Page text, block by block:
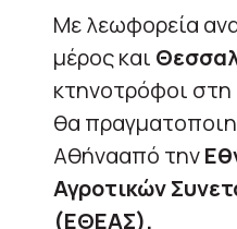
Με λεωφορεία
μέρος και
κτηνοτρόφοι
θα
Αθήνααπό την
Αγροτικών
(ΕΘΕΑΣ).